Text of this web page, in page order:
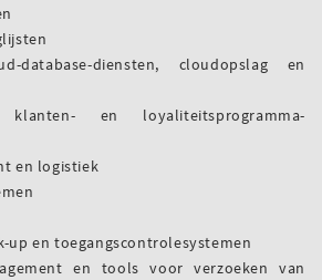
diensten, cloudopslag en
klanten- en loyaliteitsprogramma-
en logistiek
up en toegangscontrolesystemen
en tools voor verzoeken van